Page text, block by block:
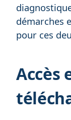
démarches
pour ces
Accès